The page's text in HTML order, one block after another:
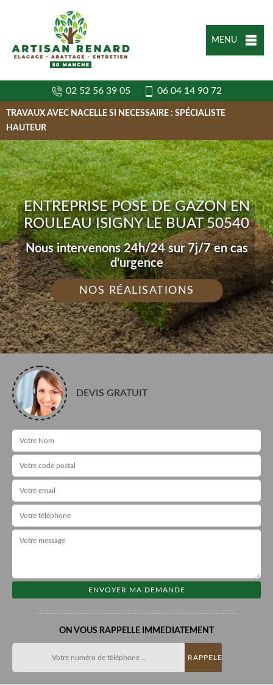
MENU
02 52 56 39 05 06 04 14 90 72
TRAVAUX AVEC NACELLE SI NECESSAIRE : SPÉCIALISTE
HAUTEUR
ENTREPRISE POSE DE GAZON EN
ROULEAU ISIGNY LE BUAT 50540
Nous intervenons 24h/24 sur 7j/7 en cas
d'urgence
NOS RÉALISATIONS
DEVIS GRATUIT
ON VOUS RAPPELLE IMMEDIATEMENT